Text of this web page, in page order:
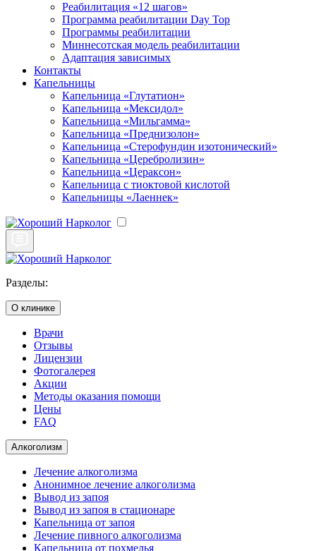
Реабилитация «12 шагов»
Программа реабилитации Day Top
Программы реабилитации
Миннесотская модель реабилитации
Адаптация зависимых
Контакты
Капельницы
Капельница «Глутатион»
Капельница «Мексидол»
Капельница «Мильгамма»
Капельница «Преднизолон»
Капельница «Стерофундин изотонический»
Капельница «Церебролизин»
Капельница «Цераксон»
Капельница с тиоктовой кислотой
Капельницы «Лаеннек»
Разделы:
О клинике
Врачи
Отзывы
Лицензии
Фотогалерея
Акции
Методы оказания помощи
Цены
FAQ
Алкоголизм
Лечение алкоголизма
Анонимное лечение алкоголизма
Вывод из запоя
Вывод из запоя в стационаре
Капельница от запоя
Лечение пивного алкоголизма
Капельница от похмелья